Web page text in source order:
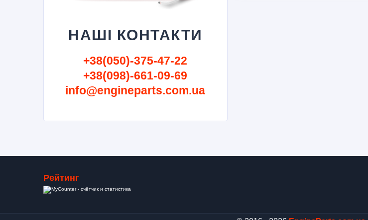
НАШІ КОНТАКТИ
+38(050)-375-47-22
+38(098)-661-09-69
info@engineparts.com.ua
Рейтинг